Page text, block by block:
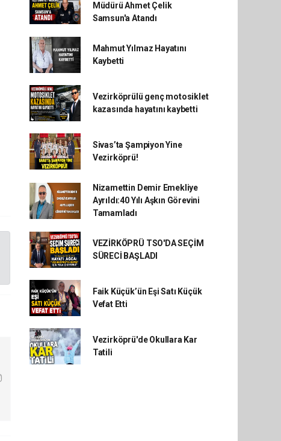
Müdürü Ahmet Çelik
Samsun'a Atandı
Mahmut Yılmaz Hayatını
Kaybetti
Vezirköprülü genç motosiklet
kazasında hayatını kaybetti
Sivas’ta Şampiyon Yine
Vezirköprü!
Nizamettin Demir Emekliye
Ayrıldı:40 Yılı Aşkın Görevini
Tamamladı
VEZİRKÖPRÜ TSO'DA SEÇİM
SÜRECİ BAŞLADI
Faik Küçük’ün Eşi Satı Küçük
Vefat Etti
Vezirköprü'de Okullara Kar
Tatili